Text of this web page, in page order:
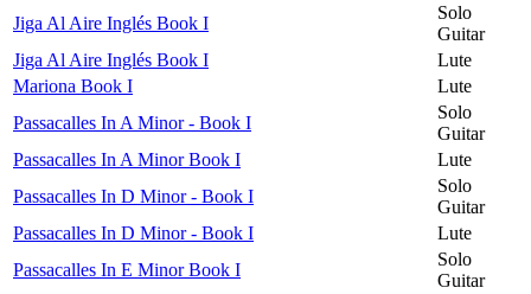
Jiga Al Aire Inglés Book I
Solo
Guitar
Jiga Al Aire Inglés Book I
Lute
Mariona Book I
Lute
Passacalles In A Minor - Book I
Solo
Guitar
Passacalles In A Minor Book I
Lute
Passacalles In D Minor - Book I
Solo
Guitar
Passacalles In D Minor - Book I
Lute
Passacalles In E Minor Book I
Solo
Guitar